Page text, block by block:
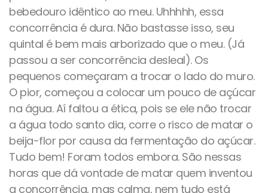
bebedouro idêntico ao meu. Uhhhhh, essa
concorrência é dura. Não bastasse isso, seu
quintal é bem mais arborizado que o meu. (Já
passou a ser concorrência desleal). Os
pequenos começaram a trocar o lado do muro.
O pior, começou a colocar um pouco de açúcar
na água. Aí faltou a ética, pois se ele não trocar
a água todo santo dia, corre o risco de matar o
beija-flor por causa da fermentação do açúcar.
Tudo bem! Foram todos embora. São nessas
horas que dá vontade de matar quem inventou
a concorrência, mas calma, nem tudo está